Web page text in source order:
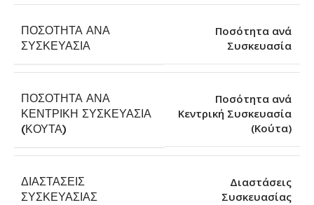
ΠΟΣΌΤΗΤΑ ΑΝΆ
ΣΥΣΚΕΥΑΣΊΑ
Ποσότητα ανά
Συσκευασία
ΠΟΣΌΤΗΤΑ ΑΝΆ
ΚΕΝΤΡΙΚΉ ΣΥΣΚΕΥΑΣΊΑ
(ΚΟΎΤΑ)
Ποσότητα ανά
Κεντρική Συσκευασία
(Κούτα)
ΔΙΑΣΤΆΣΕΙΣ
ΣΥΣΚΕΥΑΣΊΑΣ
Διαστάσεις
Συσκευασίας